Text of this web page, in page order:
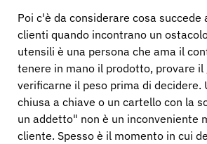
Poi c'è da considerare cosa succede
clienti quando incontrano un
utensili è una persona che ama il
tenere in mano il prodotto, provare il
verificarne il peso prima di decidere.
chiusa a chiave o un cartello con la
un addetto" non è un inconveniente
cliente. Spesso è il momento in cui